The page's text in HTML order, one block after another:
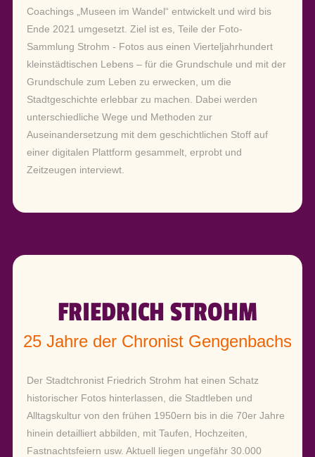
Coachings „Museen im Wandel“ entwickelt und wird bis
Ende 2021 umgesetzt. Ziel ist es, Teile der Foto-
Sammlung Strohm - Fotos aus einen Vierteljahrhundert
kleinstädtischen Lebens – für die Grundschule und mit der
Grundschule zum Leben zu erwecken, um die
Stadtgeschichte erlebbar zu machen. Dabei werden
unterschiedliche Wege und Methoden zur
Auseinandersetzung mit dem geschichtlichen Stoff auf
einer digitalen Plattform gesammelt, erprobt und
Zeitzeugen interviewt.
FRIEDRICH STROHM
25 Jahre der Chronist Gengenbachs
Der Stadtchronist Friedrich Strohm hat einen Schatz
historischer Fotos hinterlassen, die Stadtleben und
Alltagskultur von den frühen 1950ern bis in die 70er Jahre
hinein detailliert abbilden, mit Taufen, Hochzeiten,
Fastnachtsfeiern usw. Aktuell liegen ungefähr 30.000